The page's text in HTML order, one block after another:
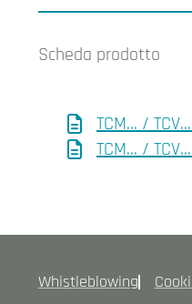
Scheda prodotto
TCM... /
TCM... /
Whistleblowing